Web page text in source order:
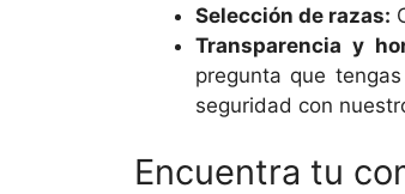
Selección de razas:
Transparencia y
pregunta que
seguridad con
Encuentra tu